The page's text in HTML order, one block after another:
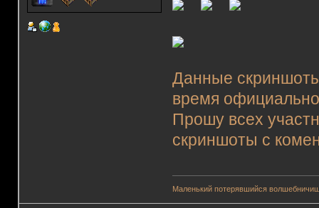
Данные
время
Прошу всех
скриншоты с
Маленький потерявшийся